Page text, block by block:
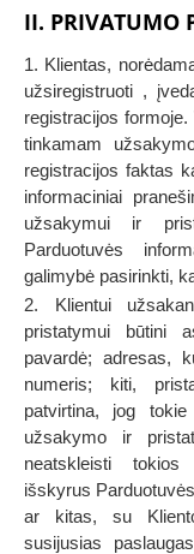
II. PRIVATUMO
1. Klientas,
užsiregistruoti ,
registracijos
tinkamam
registracijos faktas
informaciniai
užsakymui ir
Parduotuvės
galimybė pasirinkti,
2. Klientui
pristatymui būtini
pavardė; adresas,
numeris; kiti,
patvirtina, jog
užsakymo ir
neatskleisti tokios
išskyrus
ar kitas, su
susijusias